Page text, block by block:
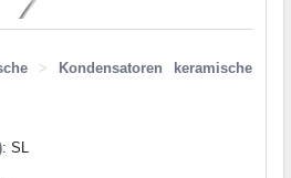
>
Kondensatoren keramische
: SL